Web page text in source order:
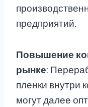
предприятий.
Повышение
рынке:
пленки внутри
могут далее